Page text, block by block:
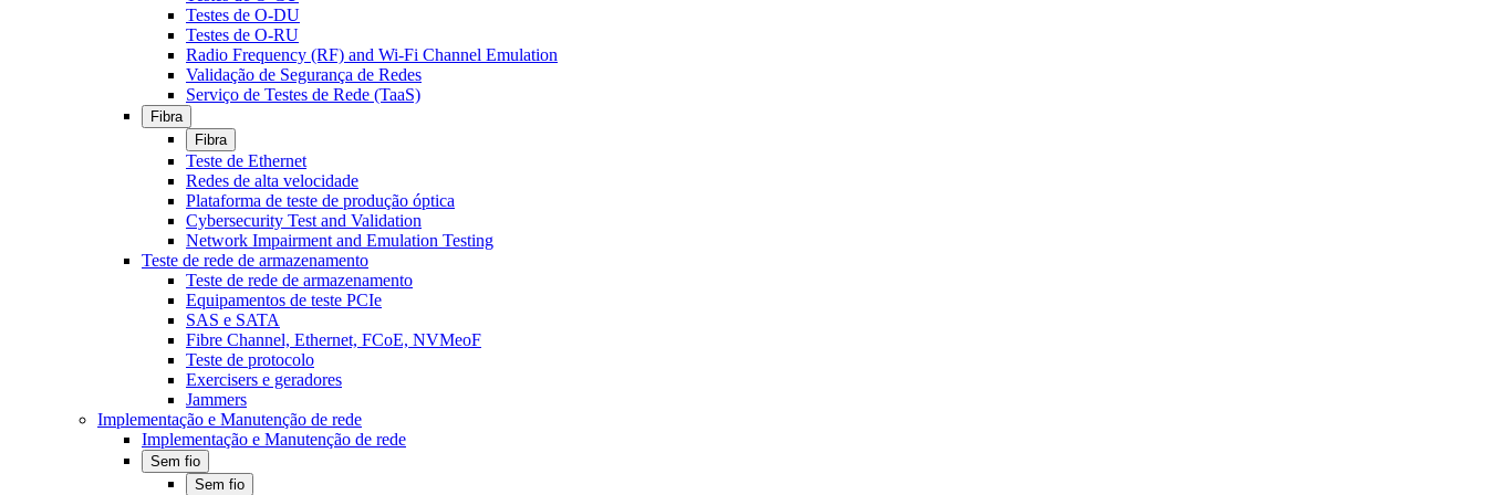
Testes de O-DU
Testes de O-RU
Radio Frequency (RF) and Wi-Fi Channel Emulation
Validação de Segurança de Redes
Serviço de Testes de Rede (TaaS)
Fibra
Fibra
Teste de Ethernet
Redes de alta velocidade
Plataforma de teste de produção óptica
Cybersecurity Test and Validation
Network Impairment and Emulation Testing
Teste de rede de armazenamento
Teste de rede de armazenamento
Equipamentos de teste PCIe
SAS e SATA
Fibre Channel, Ethernet, FCoE, NVMeoF
Teste de protocolo
Exercisers e geradores
Jammers
Implementação e Manutenção de rede
Implementação e Manutenção de rede
Sem fio
Sem fio